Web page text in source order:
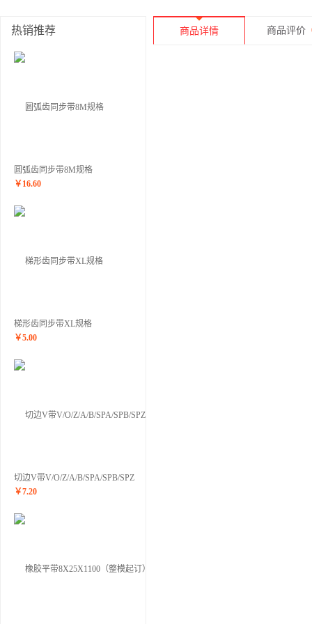
热销推荐
圆弧齿同步带8M规格
￥ 16.60
梯形齿同步带XL规格
￥5.00
切边V带V/O/Z/A/B/SPA/SPB/SPZ
￥7.20
商品详情 商品评价